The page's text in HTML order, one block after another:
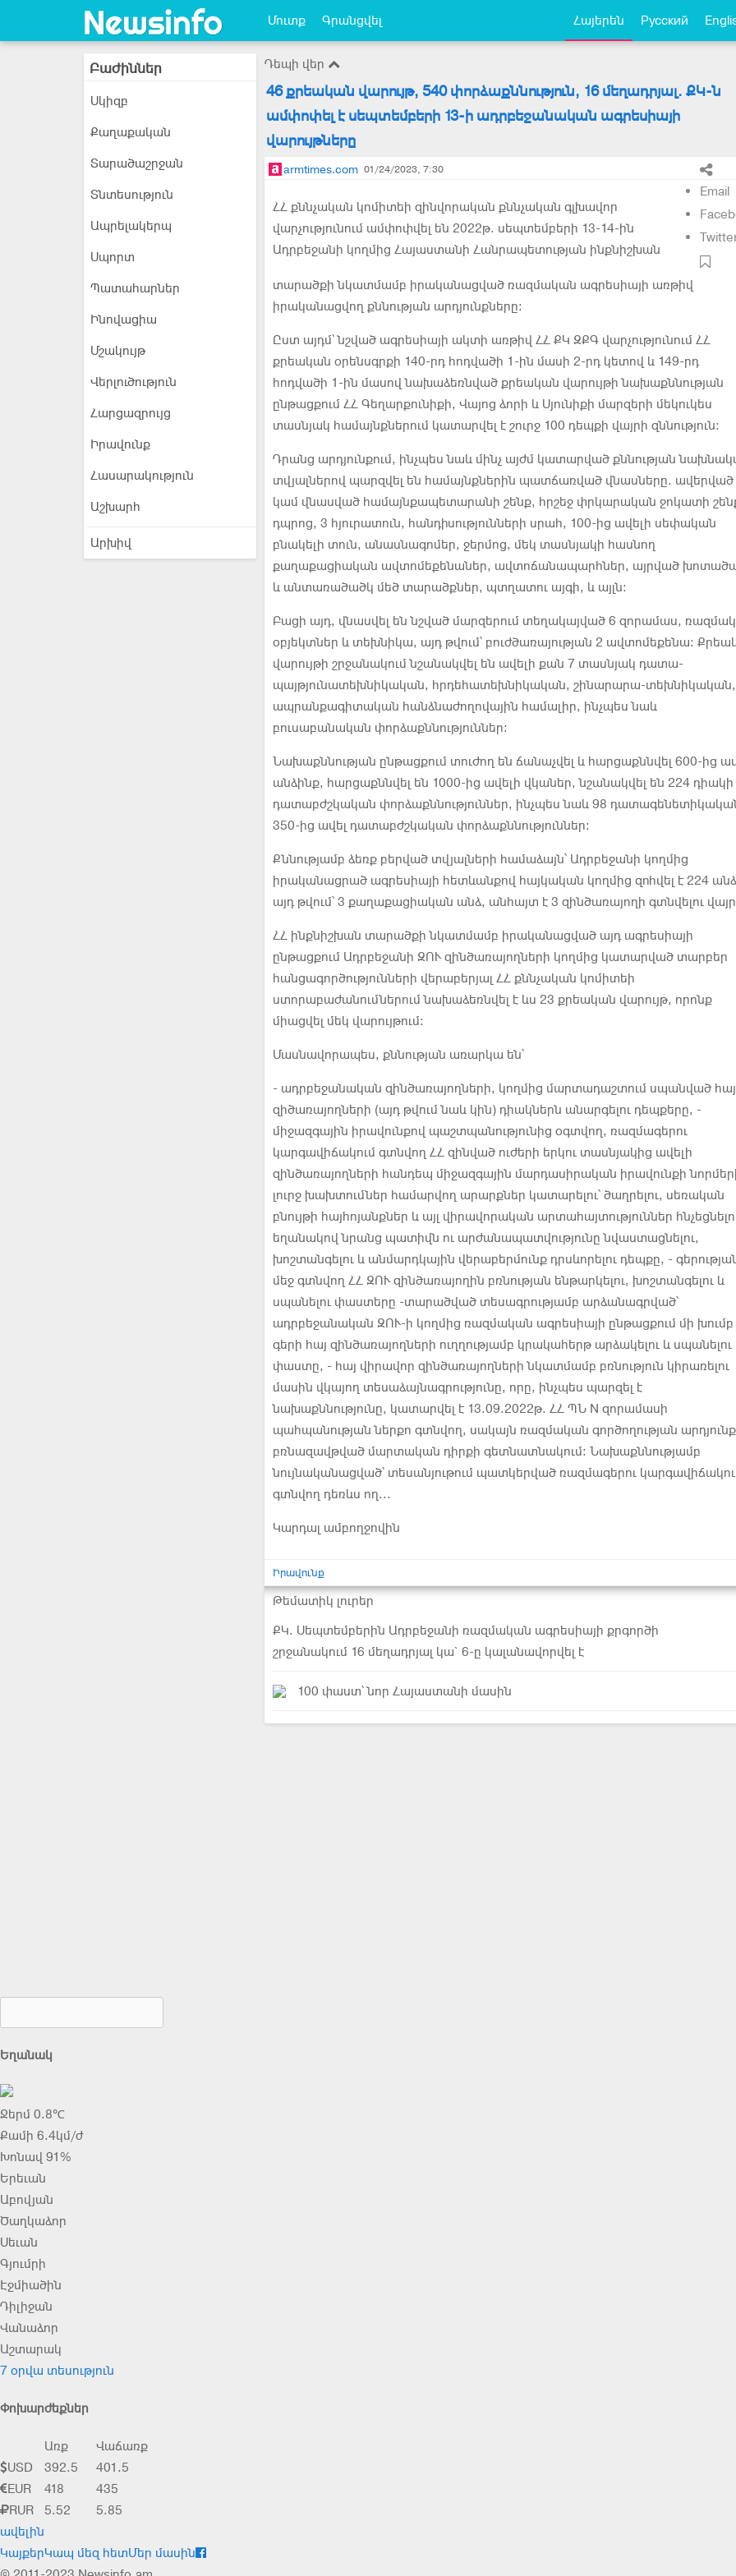
Մուտք Գրանցվել Հայերեն Русский
Բաժիններ
Սկիզբ
Քաղաքական
Տարածաշրջան
Տնտեսություն
Ապրելակերպ
Սպորտ
Պատահարներ
Ինովացիա
Մշակույթ
Վերլուծություն
Հարցազրույց
Իրավունք
Հասարակություն
Աշխարհ
Արխիվ
Դեպի վեր
46 քրեական վարույթ, 540 փորձաքննություն, 16 մեղադրյալ. ՔԿ-ն
ամփոփել է սեպտեմբերի 13-ի ադրբեջանական ագրեսիայի
վարույթները
armtimes.com 01/24/2023, 7:30
Email
ՀՀ քննչական կոմիտեի զինվորական քննչական գլխավոր
վարչությունում ամփոփվել են 2022թ. սեպտեմբերի 13-14-ին
Ադրբեջանի կողմից Հայաստանի Հանրապետության ինքնիշխան
տարածքի նկատմամբ իրականացված ռազմական ագրեսիայի առթիվ
իրականացվող քննության արդյունքները։
Ըստ այդմ՝ նշված ագրեսիայի ակտի առթիվ ՀՀ ՔԿ ԶՔԳ վարչությունում ՀՀ
քրեական օրենսգրքի 140-րդ հոդվածի 1-ին մասի 2-րդ կետով և 149-րդ
հոդվածի 1-ին մասով նախաձեռնված քրեական վարույթի նախաքննության
ընթացքում ՀՀ Գեղարքունիքի, Վայոց ձորի և Սյունիքի մարզերի մեկուկես
տասնյակ համայնքներում կատարվել է շուրջ 100 դեպքի վայրի զննություն։
Դրանց արդյունքում, ինչպես նաև մինչ այժմ կատարված քննության
տվյալներով պարզվել են համայնքներին պատճառված վնասները. ավերված
կամ վնասված համայնքապետարանի շենք, հրշեջ փրկարական ջոկատի
դպրոց, 3 հյուրատուն, հանդիսությունների սրահ, 100-ից ավելի սեփական
բնակելի տուն, անասնագոմեր, ջերմոց, մեկ տասնյակի հասնող
քաղաքացիական ավտոմեքենաներ, ավտոճանապարհներ, այրված
և անտառածածկ մեծ տարածքներ, պտղատու այգի, և այլն։
Բացի այդ, վնասվել են նշված մարզերում տեղակայված 6 զորամաս,
օբյեկտներ և տեխնիկա, այդ թվում՝ բուժծառայության 2 ավտոմեքենա:
վարույթի շրջանակում նշանակվել են ավելի քան 7 տասնյակ դատա-
պայթյունատեխնիկական, հրդեհատեխնիկական, շինարարա-տեխնիկական,
ապրանքագիտական հանձնաժողովային համալիր, ինչպես նաև
բուսաբանական փորձաքննություններ:
Նախաքննության ընթացքում տուժող են ճանաչվել և հարցաքննվել 600-ից
անձինք, հարցաքննվել են 1000-ից ավելի վկաներ, նշանակվել են 224 դիակի
դատաբժշկական փորձաքննություններ, ինչպես նաև 98
350-ից ավել դատաբժշկական փորձաքննություններ:
Քննությամբ ձեռք բերված տվյալների համաձայն՝ Ադրբեջանի կողմից
իրականացրած ագրեսիայի հետևանքով հայկական կողմից զոհվել է 224
այդ թվում՝ 3 քաղաքացիական անձ, անհայտ է 3 զինծառայողի գտնվելու
ՀՀ ինքնիշխան տարածքի նկատմամբ իրականացված այդ ագրեսիայի
ընթացքում Ադրբեջանի ԶՈՒ զինծառայողների կողմից կատարված տարբեր
հանցագործությունների վերաբերյալ ՀՀ քննչական կոմիտեի
ստորաբաժանումներում նախաձեռնվել է ևս 23 քրեական վարույթ, որոնք
միացվել մեկ վարույթում:
Մասնավորապես, քննության առարկա են՝
- ադրբեջանական զինծառայողների, կողմից մարտադաշտում սպանված հայ
զիծառայողների (այդ թվում նաև կին) դիակներն անարգելու դեպքերը, -
միջազգային իրավունքով պաշտպանությունից օգտվող, ռազմագերու
կարգավիճակում գտնվող ՀՀ զինված ուժերի երկու տասնյակից ավելի
զինծառայողների հանդեպ միջազգային մարդասիրական իրավունքի
լուրջ խախտումներ համարվող արարքներ կատարելու՝ ծաղրելու, սեռական
բնույթի հայհոյանքներ և այլ վիրավորական արտահայտություններ
եղանակով նրանց պատիվն ու արժանապատվությունը նվաստացնելու,
խոշտանգելու և անմարդկային վերաբերմունք դրսևորելու դեպքը, -
մեջ գտնվող ՀՀ ԶՈՒ զինծառայողին բռնության ենթարկելու, խոշտանգելու և
սպանելու փաստերը -տարածված տեսագրությամբ արձանագրված՝
ադրբեջանական ԶՈՒ-ի կողմից ռազմական ագրեսիայի ընթացքում մի խումբ
գերի հայ զինծառայողների ուղղությամբ կրակահերթ արձակելու և սպանելու
փաստը, - հայ վիրավոր զինծառայողների նկատմամբ բռնություն կիրառելու
մասին վկայող տեսաձայնագրությունը, որը, ինչպես պարզել է
նախաքննությունը, կատարվել է 13.09.2022թ. ՀՀ ՊՆ N զորամասի
պահպանության ներքո գտնվող, սակայն ռազմական գործողության
բռնազավթված մարտական դիրքի գետնատնակում: Նախաքննությամբ
նույնականացված՝ տեսանյութում պատկերված ռազմագերու
գտնվող դեռևս ող...
Կարդալ ամբողջովին
Իրավունք
Թեմատիկ լուրեր
ՔԿ. Սեպտեմբերին Ադրբեջանի ռազմական ագրեսիայի քրգործի
շրջանակում 16 մեղադրյալ կա` 6-ը կալանավորվել է
100 փաստ՝ նոր Հայաստանի մասին
Եղանակ
Ջերմ 0.8℃
Քամի 6.4կմ/ժ
Խոնավ 91%
Երեւան
Աբովյան
Ծաղկաձոր
Սեւան
Գյումրի
Էջմիածին
Դիլիջան
Վանաձոր
Աշտարակ
7 օրվա տեսություն
Փոխարժեքներ
Առք
Վաճառք
USD
392.5
401.5
EUR
418
435
RUR
5.52
5.85
ավելին
ԿայքերԿապ մեզ հետՄեր մասին